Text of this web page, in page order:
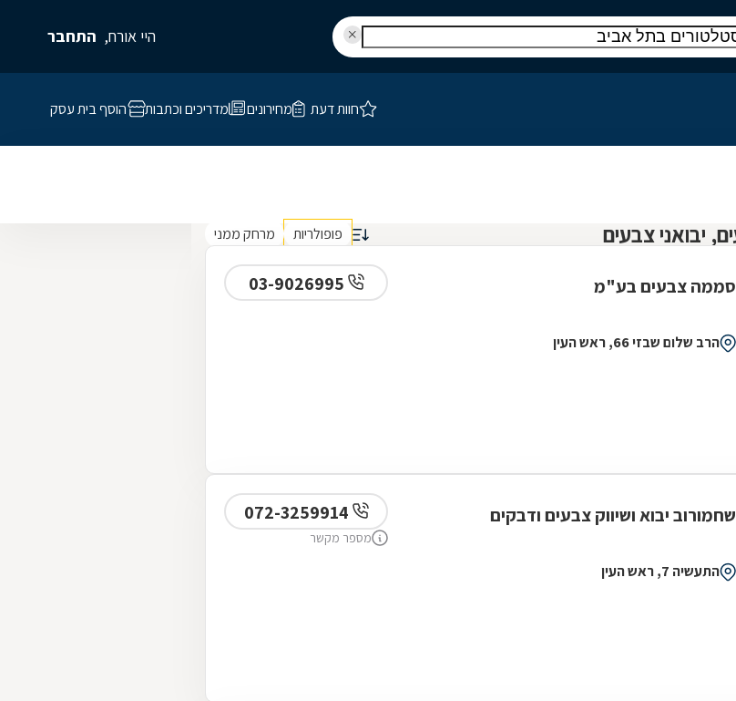
היי אורח, התחבר
חוות דעת מחירונים מדריכים וכתבות הוסף בית עסק
פופולריות מרחק ממני
סממה צבעים בע"מ
הרב שלום שבזי 66, ראש העין
שחמורוב יבוא ושיווק צבעים ודבקים
התעשיה 7, ראש העין
מספר מקשר